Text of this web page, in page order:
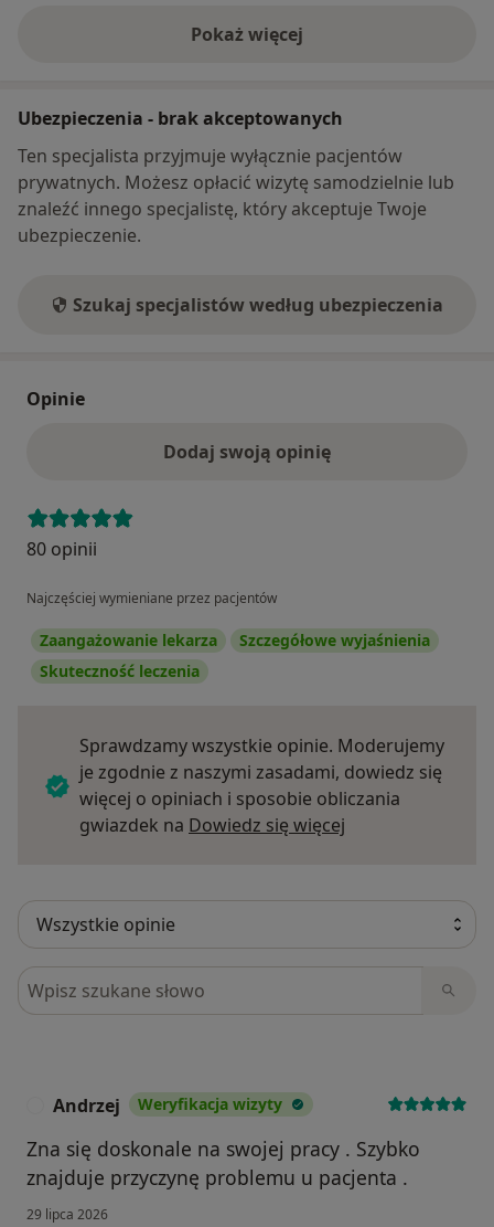
Pokaż więcej
o adresie
Ubezpieczenia - brak akceptowanych
Ten specjalista przyjmuje wyłącznie pacjentów
prywatnych. Możesz opłacić wizytę samodzielnie lub
znaleźć innego specjalistę, który akceptuje Twoje
ubezpieczenie.
Szukaj specjalistów według ubezpieczenia
Opinie
Dodaj swoją opinię
80 opinii
Najczęściej wymieniane przez pacjentów
Zaangażowanie lekarza
Szczegółowe wyjaśnienia
Skuteczność leczenia
Sprawdzamy wszystkie opinie. Moderujemy
je zgodnie z naszymi zasadami, dowiedz się
więcej o opiniach i sposobie obliczania
gwiazdek na Dowiedz się więcej
Szukaj w opiniach
Andrzej Weryfikacja wizyty
Zna się doskonale na swojej pracy . Szybko
znajduje przyczynę problemu u pacjenta .
29 lipca 2026